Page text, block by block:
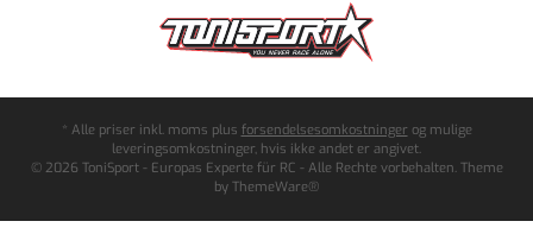
* Alle priser inkl. moms plus forsendelsesomkostninger og mulige
leveringsomkostninger, hvis ikke andet er angivet.
© 2026 ToniSport - Europas Experte für RC - Alle Rechte vorbehalten. Theme
by ThemeWare®